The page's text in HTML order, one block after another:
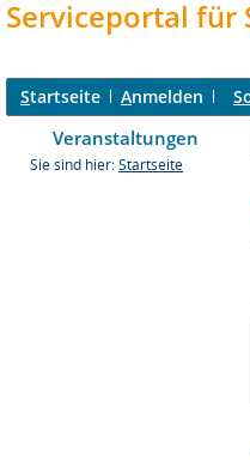
Serviceportal für
Startseite Anmelden
Veranstaltungen
Sie sind hier: Startseite